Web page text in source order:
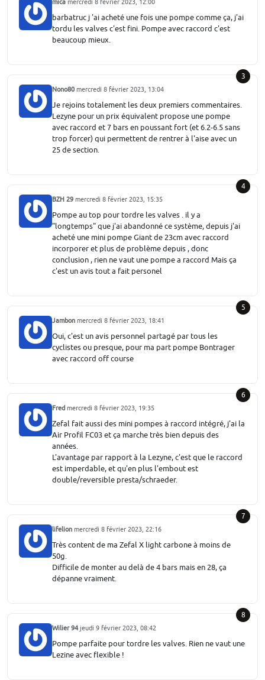
mica mercredi 8 février 2023, 12:00
barbatruc j 'ai acheté une fois une pompe comme ça, j'ai
tordu les valves c'est fini. Pompe avec raccord c'est
beaucoup mieux.
3
Nono80 mercredi 8 février 2023, 13:04
Je rejoins totalement les deux premiers commentaires.
Lezyne pour un prix équivalent propose une pompe
avec raccord et 7 bars en poussant fort (et 6.2-6.5 sans
trop forcer) qui permettent de rentrer à l'aise avec un
25 de section.
4
BZH 29 mercredi 8 février 2023, 15:35
Pompe au top pour tordre les valves . il y a
"longtemps" que j'ai abandonné ce système, depuis j'ai
acheté une mini pompe Giant de 23cm avec raccord
incorporer et plus de problème depuis , donc
conclusion , rien ne vaut une pompe a raccord Mais ça
c'est un avis tout a fait personel
5
Jambon mercredi 8 février 2023, 18:41
Oui, c'est un avis personnel partagé par tous les
cyclistes ou presque, pour ma part pompe Bontrager
avec raccord off course
6
Fred mercredi 8 février 2023, 19:35
Zefal fait aussi des mini pompes à raccord intégré, j'ai la
Air Profil FC03 et ça marche très bien depuis des
années.
L'avantage par rapport à la Lezyne, c'est que le raccord
est imperdable, et qu'en plus l'embout est
double/reversible presta/schraeder.
7
lifelion mercredi 8 février 2023, 22:16
Très content de ma Zefal X light carbone à moins de
50g.
Difficile de monter au delà de 4 bars mais en 28, ça
dépanne vraiment.
8
Wilier 94jeudi 9 février 2023, 08:42
Pompe parfaite pour tordre les valves. Rien ne vaut une
Lezine avec flexible !